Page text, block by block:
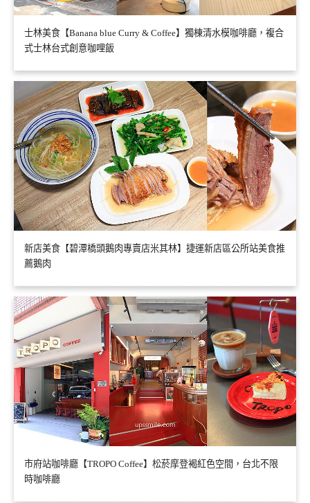
士林美食【Banana blue Curry & Coffee】獨棟清水模咖啡廳，複合
式士林台式創意咖哩飯
新店美食【碧潭橋頭鵝肉專賣店米其林】捷運新店區公所站美食推
薦鵝肉
市府站咖啡廳【TROPO Coffee】松菸摩登褐紅色空間，台北不限
時咖啡廳